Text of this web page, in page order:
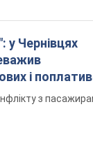
краси
Фотооцінку
що вона носить